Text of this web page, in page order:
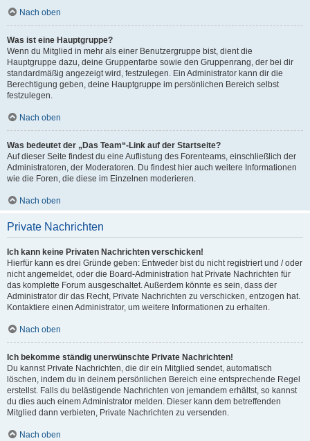
Nach oben
Was ist eine Hauptgruppe?
Wenn du Mitglied in mehr als einer Benutzergruppe bist, dient die
Hauptgruppe dazu, deine Gruppenfarbe sowie den Gruppenrang, der bei dir
standardmäßig angezeigt wird, festzulegen. Ein Administrator kann dir die
Berechtigung geben, deine Hauptgruppe im persönlichen Bereich selbst
festzulegen.
Nach oben
Was bedeutet der „Das Team“-Link auf der Startseite?
Auf dieser Seite findest du eine Auflistung des Forenteams, einschließlich der
Administratoren, der Moderatoren. Du findest hier auch weitere Informationen
wie die Foren, die diese im Einzelnen moderieren.
Nach oben
Private Nachrichten
Ich kann keine Privaten Nachrichten verschicken!
Hierfür kann es drei Gründe geben: Entweder bist du nicht registriert und / oder
nicht angemeldet, oder die Board-Administration hat Private Nachrichten für
das komplette Forum ausgeschaltet. Außerdem könnte es sein, dass der
Administrator dir das Recht, Private Nachrichten zu verschicken, entzogen hat.
Kontaktiere einen Administrator, um weitere Informationen zu erhalten.
Nach oben
Ich bekomme ständig unerwünschte Private Nachrichten!
Du kannst Private Nachrichten, die dir ein Mitglied sendet, automatisch
löschen, indem du in deinem persönlichen Bereich eine entsprechende Regel
erstellst. Falls du belästigende Nachrichten von jemandem erhältst, so kannst
du dies auch einem Administrator melden. Dieser kann dem betreffenden
Mitglied dann verbieten, Private Nachrichten zu versenden.
Nach oben